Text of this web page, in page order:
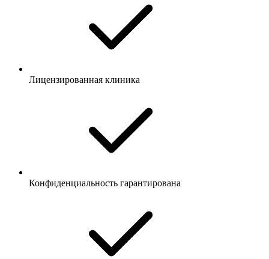
Лицензированная клиника
Конфиденциальность гарантирована